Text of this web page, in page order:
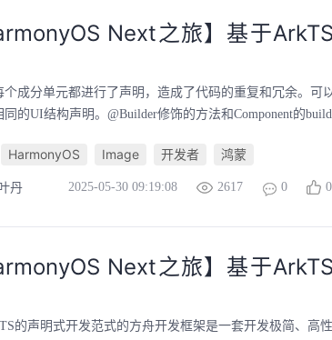
Next之旅】基于
个成分单元都进行了声明，造成了代码的重复和冗余。可
同的UI结构声明。@Builder修饰的方法和Component的
HarmonyOS Image 开发者 鸿蒙
丹 2025-05-30 09:19:08 2617 0 0
Next之旅】基于
的声明式开发范式的方舟开发框架是一套开发极简、高